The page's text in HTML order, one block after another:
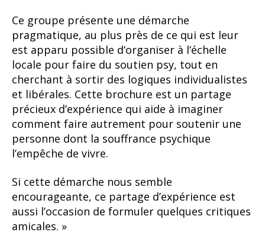
Ce groupe présente une démarche
pragmatique, au plus près de ce qui est leur
est apparu possible d’organiser à l’échelle
locale pour faire du soutien psy, tout en
cherchant à sortir des logiques individualistes
et libérales. Cette brochure est un partage
précieux d’expérience qui aide à imaginer
comment faire autrement pour soutenir une
personne dont la souffrance psychique
l’empêche de vivre.
Si cette démarche nous semble
encourageante, ce partage d’expérience est
aussi l’occasion de formuler quelques critiques
amicales. »